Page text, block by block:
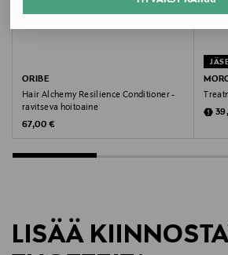
Valmistaja
Kao Finland Oy
asiakaspalvelu@kao.com
ORIBE
Hair Alchemy Resilience Conditioner -
ravitseva hoitoaine
Original Price
67,00 €
LISÄÄ